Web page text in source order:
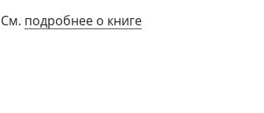
См. подробнее о книге